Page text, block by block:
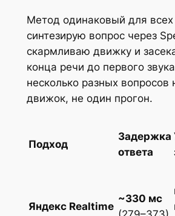
Метод одинаковый для всех
синтезирую вопрос через
скармливаю движку и
конца речи до первого
несколько разных
движок, не один прогон.
Подход
Задержка
ответа
Яндекс Realtime
~330 мс